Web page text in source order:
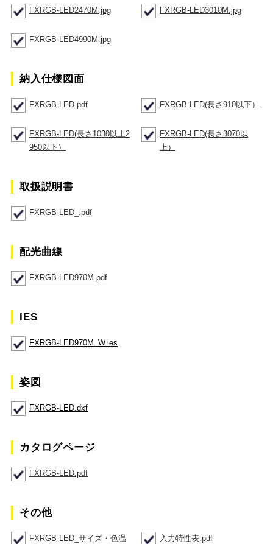
FXRGB-LED2470M.jpg FXRGB-LED3010M.jpg
FXRGB-LED4990M.jpg
納入仕様図面
FXRGB-LED.pdf FXRGB-LED(長さ910以下）
FXRGB-LED(長さ1030以上2
950以下）
FXRGB-LED(長さ3070以
上）
取扱説明書
FXRGB-LED_.pdf
配光曲線
FXRGB-LED970M.pdf
IES
FXRGB-LED970M_W.ies
姿図
FXRGB-LED.dxf
カタログページ
FXRGB-LED.pdf
その他
FXRGB-LED_サイズ・色温 入力特性表.pdf